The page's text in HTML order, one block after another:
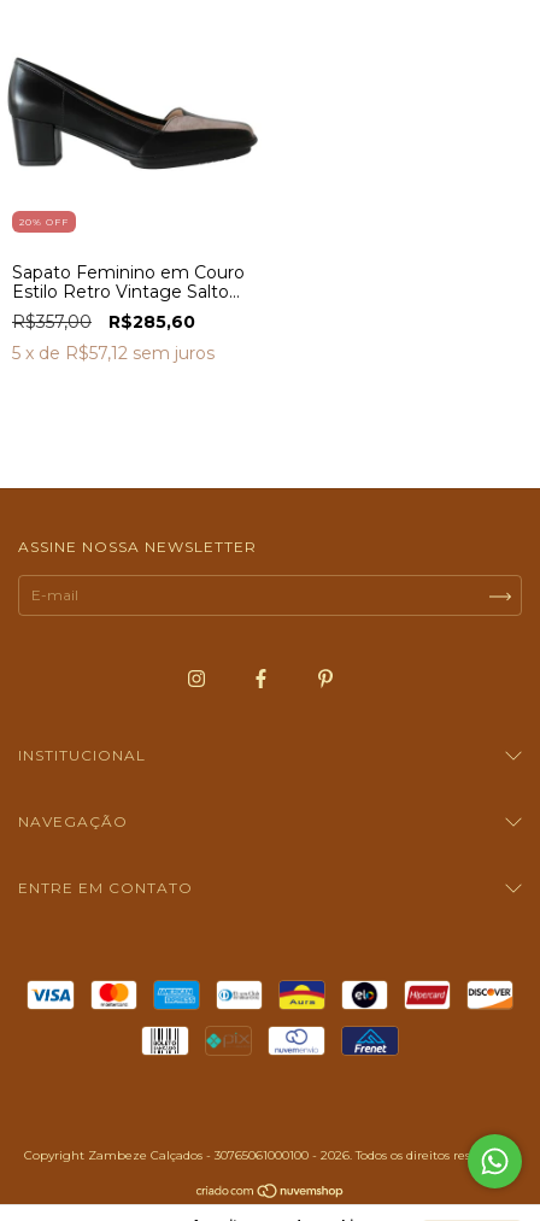
20% OFF
Sapato Feminino em Couro
Estilo Retro Vintage Salto
Médio FC0003
R$357,00
R$285,60
5 x de R$57,12 sem juros
ASSINE NOSSA NEWSLETTER
INSTITUCIONAL
NAVEGAÇÃO
ENTRE EM CONTATO
Copyright Zambeze Calçados - 30765061000100 - 2026. Todos os direitos reservados.